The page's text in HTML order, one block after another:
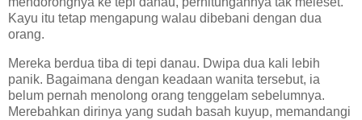
Kayu itu tetap mengapung walau dibebani dengan dua
orang.
Mereka berdua tiba di tepi danau. Dwipa dua kali lebih
panik. Bagaimana dengan keadaan wanita tersebut, ia
belum pernah menolong orang tenggelam sebelumnya.
Merebahkan dirinya yang sudah basah kuyup, memandangi